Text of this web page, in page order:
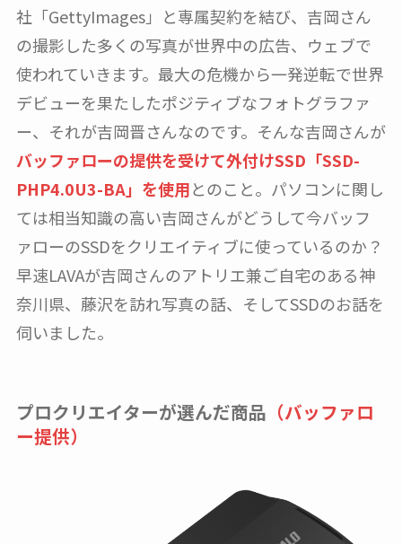
社「GettyImages」と専属契約を結び、吉岡さん
の撮影した多くの写真が世界中の広告、ウェブで
使われていきます。最大の危機から一発逆転で世界
デビューを果たしたポジティブなフォトグラファ
ー、それが吉岡晋さんなのです。そんな吉岡さんが
バッファローの提供を受けて外付けSSD「SSD-
PHP4.0U3-BA」を使用とのこと。パソコンに関し
ては相当知識の高い吉岡さんがどうして今バッフ
ァローのSSDをクリエイティブに使っているのか？
早速LAVAが吉岡さんのアトリエ兼ご自宅のある神
奈川県、藤沢を訪れ写真の話、そしてSSDのお話を
伺いました。
プロクリエイターが選んだ商品 （バッファロ
ー提供）